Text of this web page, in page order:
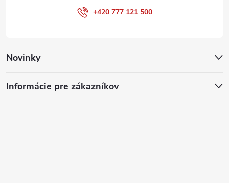
Novinky
Informácie pre zákazníkov
+420 777 121 500